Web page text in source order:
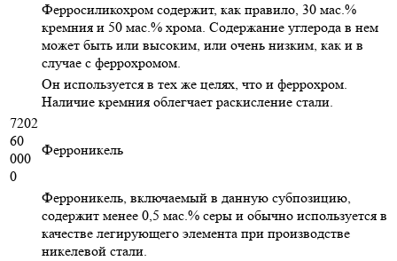
Ферросиликохром содержит, как правило, 30 мас.%
кремния и 50 мас.% хрома. Содержание углерода в нем
может быть или высоким, или очень низким, как и в
случае с феррохромом.
Он используется в тех же целях, что и феррохром.
Наличие кремния облегчает раскисление стали.
7202
60
000
0
Ферроникель
Ферроникель, включаемый в данную субпозицию,
содержит менее 0,5 мас.% серы и обычно используется в
качестве легирующего элемента при производстве
никелевой стали.